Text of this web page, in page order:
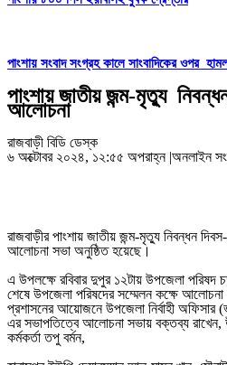
পাংশায় সংবাদ সংগ্রহ কালে সাংবাদিকের ওপর
পাংশায় জাতীয় জন্ম-মৃত্যু
আলোচনা
রাজবাড়ী বিডি ডেস্ক
৬ অক্টোবর ২০২৪, ১২:৫৫ অপরাহ্ন |অনলাইন
রাজবাড়ীর পাংশায় জাতীয় জন্ম-মৃত্যু নিবন্ধন
আলোচনা সভা অনুষ্ঠিত হয়েছে।
এ উপলক্ষে রবিবার দুপুর ১২টায় উপজেলা পরিষদ
শেষে উপজেলা পরিষদের সম্মেলন কক্ষে
প্রশাসনের আয়োজনে উপজেলা নির্বাহী অফিসার
এর সভাপতিত্বে আলোচনা সভায় বক্তব্য
কর্মকর্তা তপু বর্মন,